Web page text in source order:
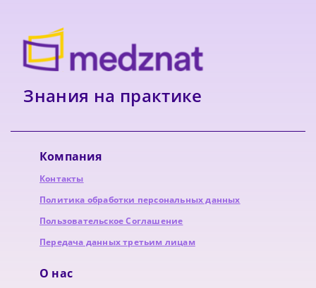
Знания на практике
Компания
Контакты
Политика обработки персональных данных
Пользовательское Соглашение
Передача данных третьим лицам
О нас